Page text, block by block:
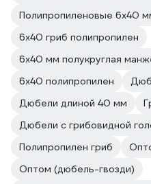
Полипропиленовые 6х40
6х40 гриб полипропилен
6x40 мм полукруглая
6х40 полипропилен
Дюбели длиной 40 мм
Дюбели с грибовидной
Полипропилен гриб
Оптом (дюбель-гвозди)